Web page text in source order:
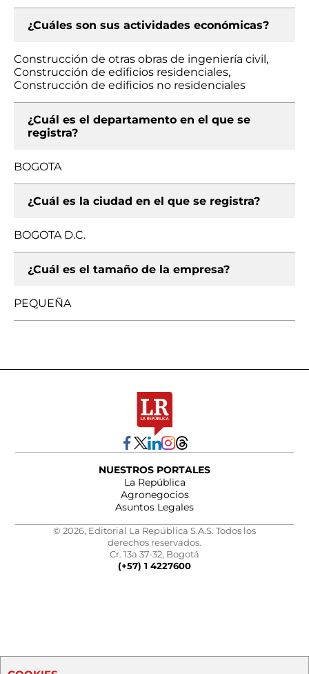
¿Cuáles son sus actividades económicas?
Construcción de otras obras de ingeniería civil,
Construcción de edificios residenciales,
Construcción de edificios no residenciales
¿Cuál es el departamento en el que se
registra?
BOGOTA
¿Cuál es la ciudad en el que se registra?
BOGOTA D.C.
¿Cuál es el tamaño de la empresa?
PEQUEÑA
NUESTROS PORTALES
La República
Agronegocios
Asuntos Legales
© 2026, Editorial La República S.A.S. Todos los
derechos reservados.
Cr. 13a 37-32, Bogotá
(+57) 1 4227600